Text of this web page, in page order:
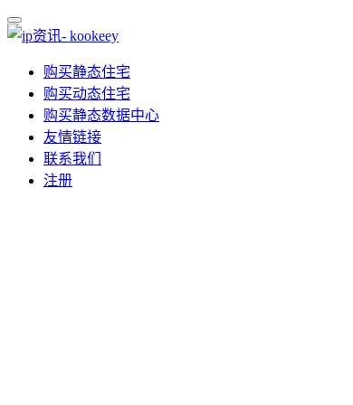
购买静态住宅
购买动态住宅
购买静态数据中心
友情链接
联系我们
注册